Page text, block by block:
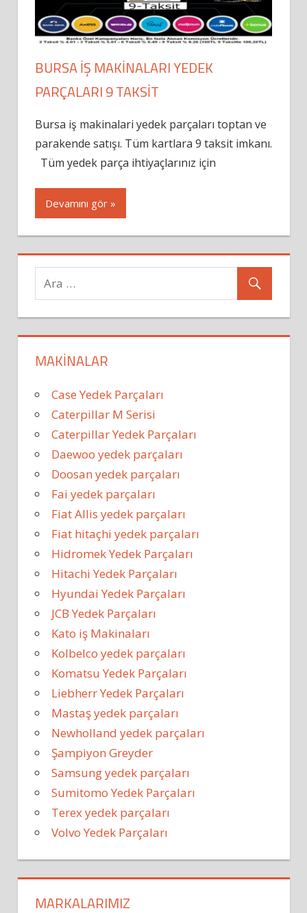
BURSA İŞ MAKINALARI YEDEK
PARÇALARI 9 TAKSIT
Bursa iş makinalari yedek parçaları toptan ve
parakende satışı. Tüm kartlara 9 taksit imkanı.
Tüm yedek parça ihtiyaçlarınız için
Devamını gör »
MAKINALAR
Case Yedek Parçaları
Caterpillar M Serisi
Caterpillar Yedek Parçaları
Daewoo yedek parçaları
Doosan yedek parçaları
Fai yedek parçaları
Fiat Allis yedek parçaları
Fiat hitaçhi yedek parçaları
Hidromek Yedek Parçaları
Hitachi Yedek Parçaları
Hyundai Yedek Parçaları
JCB Yedek Parçaları
Kato iş Makinaları
Kolbelco yedek parçaları
Komatsu Yedek Parçaları
Liebherr Yedek Parçaları
Mastaş yedek parçaları
Newholland yedek parçaları
Şampiyon Greyder
Samsung yedek parçaları
Sumitomo Yedek Parçaları
Terex yedek parçaları
Volvo Yedek Parçaları
MARKALARIMIZ